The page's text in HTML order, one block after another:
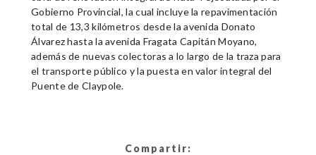
Gobierno Provincial, la cual incluye la repavimentación
total de 13,3 kilómetros desde la avenida Donato
Álvarez hasta la avenida Fragata Capitán Moyano,
además de nuevas colectoras a lo largo de la traza para
el transporte público y la puesta en valor integral del
Puente de Claypole.
Compartir: